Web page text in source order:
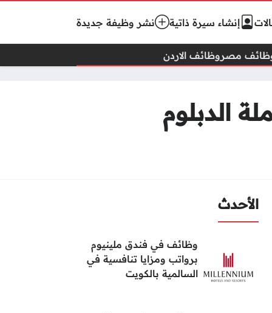
إنشاء سيرة ذاتية نشر وظيفة جديدة
مصروظائف الاردن
الدبلوم
الأحدث
وظائف في فندق ملينيوم
برواتب ومزايا تنافسية في
السالمية بالكويت